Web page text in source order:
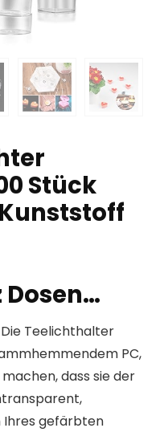
Stück
Teelichthalter
PC,
dass sie der
Ihres gefärbten